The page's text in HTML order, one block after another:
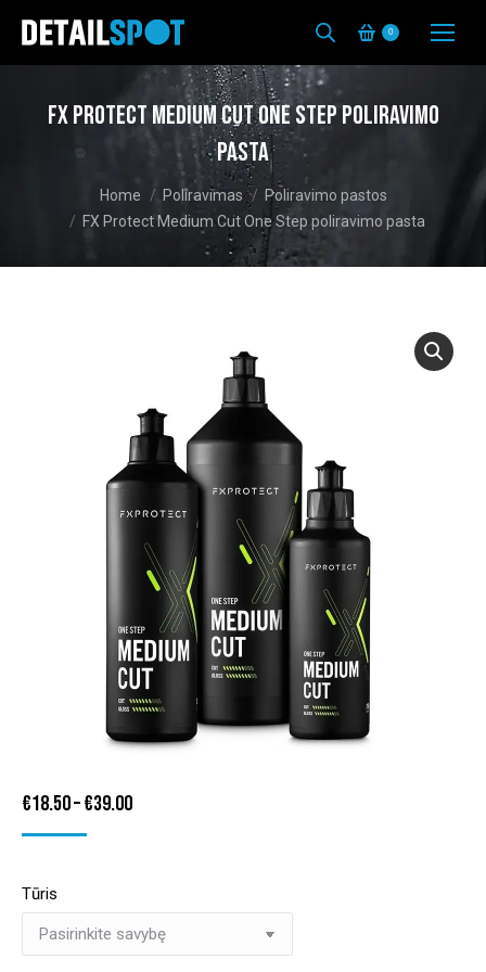
0
FX Protect Medium Cut One Step poliravimo
pasta
You are here:Home Poliravimas
Poliravimo pastos
FX Protect Medium Cut One Step poliravimo pasta
€18.50–€39.00Price
€39.00
Tūris